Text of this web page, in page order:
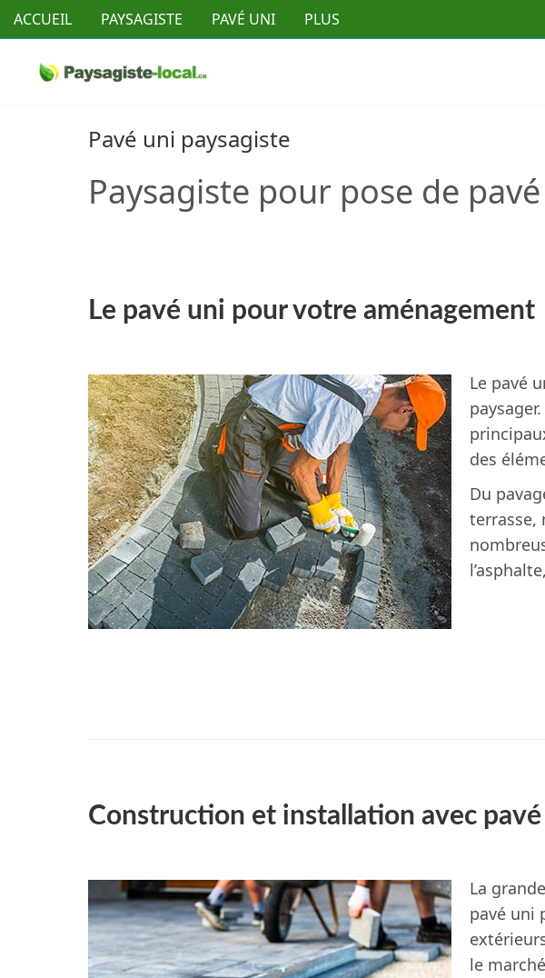
ACCUEIL PAYSAGISTE PAVÉ UNI PLUS
Pavé uni paysagiste
Paysagiste pour pose de
Le pavé uni pour votre aménagement
Le pavé
des
Du
terrasse,
Construction et installation avec
La
pavé uni
le